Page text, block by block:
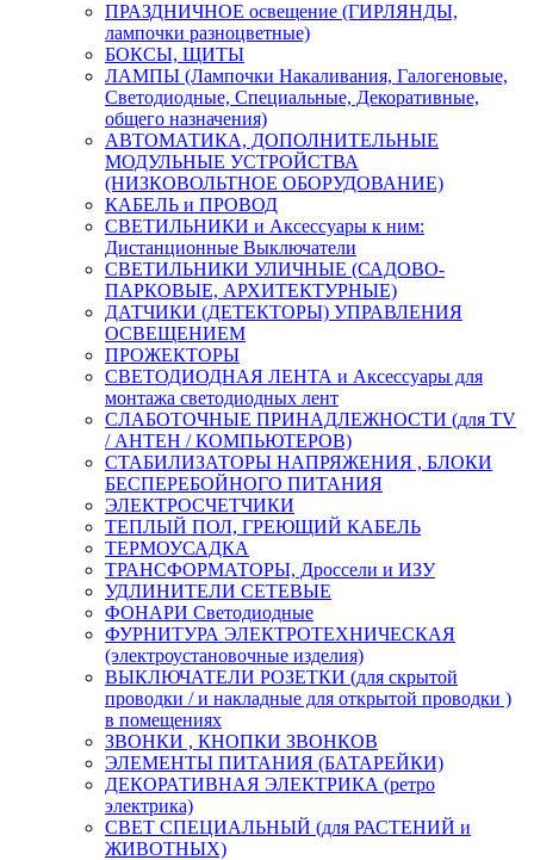
ПРАЗДНИЧНОЕ освещение (ГИРЛЯНДЫ,
лампочки разноцветные)
БОКСЫ, ЩИТЫ
ЛАМПЫ (Лампочки Накаливания, Галогеновые,
Светодиодные, Специальные, Декоративные,
общего назначения)
АВТОМАТИКА, ДОПОЛНИТЕЛЬНЫЕ
МОДУЛЬНЫЕ УСТРОЙСТВА
(НИЗКОВОЛЬТНОЕ ОБОРУДОВАНИЕ)
КАБЕЛЬ и ПРОВОД
СВЕТИЛЬНИКИ и Аксессуары к ним:
Дистанционные Выключатели
СВЕТИЛЬНИКИ УЛИЧНЫЕ (САДОВО-
ПАРКОВЫЕ, АРХИТЕКТУРНЫЕ)
ДАТЧИКИ (ДЕТЕКТОРЫ) УПРАВЛЕНИЯ
ОСВЕЩЕНИЕМ
ПРОЖЕКТОРЫ
СВЕТОДИОДНАЯ ЛЕНТА и Аксессуары для
монтажа светодиодных лент
СЛАБОТОЧНЫЕ ПРИНАДЛЕЖНОСТИ (для TV
/ АНТЕН / КОМПЬЮТЕРОВ)
СТАБИЛИЗАТОРЫ НАПРЯЖЕНИЯ , БЛОКИ
БЕСПЕРЕБОЙНОГО ПИТАНИЯ
ЭЛЕКТРОСЧЕТЧИКИ
ТЕПЛЫЙ ПОЛ, ГРЕЮЩИЙ КАБЕЛЬ
ТЕРМОУСАДКА
ТРАНСФОРМАТОРЫ, Дроссели и ИЗУ
УДЛИНИТЕЛИ СЕТЕВЫЕ
ФОНАРИ Светодиодные
ФУРНИТУРА ЭЛЕКТРОТЕХНИЧЕСКАЯ
(электроустановочные изделия)
ВЫКЛЮЧАТЕЛИ РОЗЕТКИ (для скрытой
проводки / и накладные для открытой проводки )
в помещениях
ЗВОНКИ , КНОПКИ ЗВОНКОВ
ЭЛЕМЕНТЫ ПИТАНИЯ (БАТАРЕЙКИ)
ДЕКОРАТИВНАЯ ЭЛЕКТРИКА (ретро
электрика)
СВЕТ СПЕЦИАЛЬНЫЙ (для РАСТЕНИЙ и
ЖИВОТНЫХ)